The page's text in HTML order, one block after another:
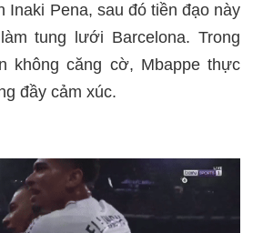
Inaki Pena, sau đó tiền đạo này
tung lưới Barcelona. Trong
không căng cờ, Mbappe thực
đầy cảm xúc.